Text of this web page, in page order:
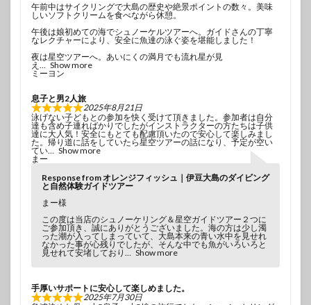
午前中はサイクリングで大島の歴史や絶景ポイントの数々。美味
しいソフトクリームを食べながら休憩。
午後は娘初めての海でシュノーケルツアーへ。ガイドさんの丁寧
なレクチャーにより、安全に魚達の泳ぐ姿を堪能しました！
夜は星空ツアーへ。あいにくの満月でも流れ星が見
え
Show more
ミーヨン
息子と男2人旅
2025年8月21日
泳げない子どもとの参加を快く受けて頂きました。参加者は自分
達も含め子連ればかりでしたがインストラクターの方たちは子供
達に大人気！安全にもとても配慮頂いたので安心して楽しみまし
た。帰り道に話をしていたら星空ツアーの話になり、予定が空い
てい
Show more
まー
Response from オレンジフィッシュ｜伊豆大島のダイビング
と自然体験ガイドツアー
まー様
この度は当店のシュノーケリング＆星空ガイドツアー２つに
ご参加頂き、誠にありがとうございました。海の方は少し濁
った潮が入ってしまっていて、大島本来の青い水中を見せれ
なかった事が心残りでしたが、そんな中でも魚がいろいろと
見せれて安堵しており
Show more
手厚いサポートに安心して楽しめました。
2025年7月30日